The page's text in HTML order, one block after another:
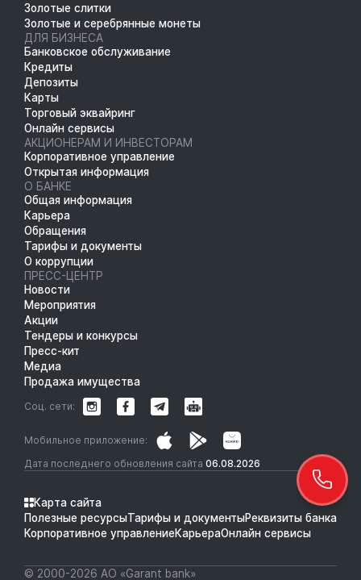
Золотые слитки
Золотые и серебрянные монеты
ДЛЯ БИЗНЕСА
Банковское обслуживание
Кредиты
Депозиты
Карты
Торговый эквайринг
Онлайн сервисы
АКЦИОНЕРАМ И ИНВЕСТОРАМ
Корпоративное управление
Открытая информация
О БАНКЕ
Общая информация
Карьера
Обращения
Тарифы и документы
О коррупции
ПРЕСС-ЦЕНТР
Новости
Мероприятия
Акции
Тендеры и конкурсы
Пресс-кит
Медиа
Продажа имущества
Дата последнего обновления сайта 06.08.2026
Мобильное приложение:
Соц. сети:
Карта сайта
Полезные ресурсыТарифы и документыРеквизиты банка
Корпоративное управлениеКарьераОнлайн сервисы
© 2000-2026 АО «Garant bank»